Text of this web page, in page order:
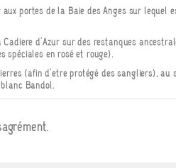
portes de la Baie des Anges sur
d'Azur sur des restanques
spéciales en rosé et rouge).
(afin d'être protégé des sangliers), au
Bandol.